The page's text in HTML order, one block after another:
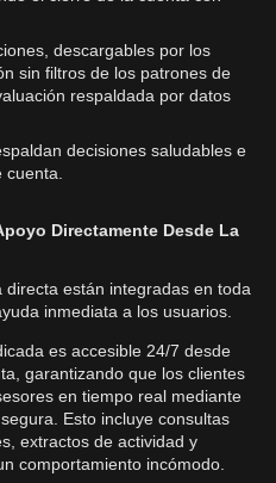
descargables por los
sin filtros de los patrones de
respaldada por datos
decisiones saludables e
cuenta.
Directamente Desde La
están integradas en toda
inmediata a los usuarios.
es accesible 24/7 desde
garantizando que los clientes
en tiempo real mediante
Esto incluye consultas
extractos de actividad y
comportamiento incómodo.